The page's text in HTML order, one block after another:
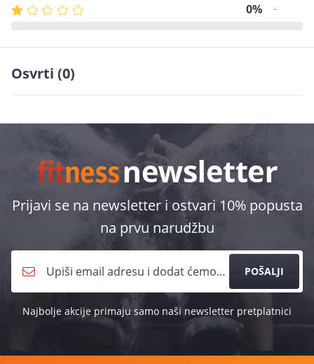
0% -
Osvrti (0)
Prijavi se na newsletter i ostvari 10% popusta
na prvu narudžbu
POŠALJI
Najbolje akcije primaju samo naši newsletter pretplatnici